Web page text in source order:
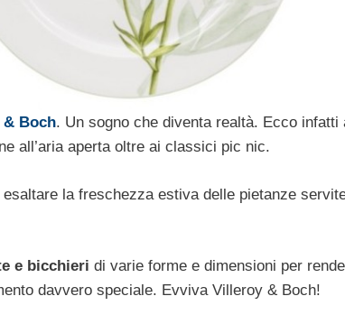
Boch. Un sogno che diventa realtà. Ecco
all’aria aperta oltre ai classici pic nic.
la freschezza estiva delle pietanze
e bicchieri di varie forme e dimensioni per
davvero speciale. Evviva Villeroy & Boch!